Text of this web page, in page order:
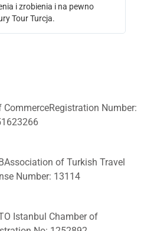
i zrobienia i na pewno
Tour Turcja.
CommerceRegistration Number:
of Turkish Travel
Number: 13114
Istanbul Chamber of